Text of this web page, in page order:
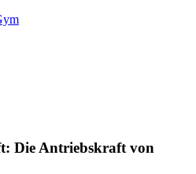
Die Antriebskraft von